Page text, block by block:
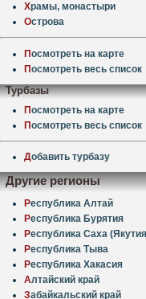
Храмы, монастыри
Острова
Посмотреть на карте
Посмотреть весь список
Турбазы
Посмотреть на карте
Посмотреть весь список
Добавить турбазу
Другие регионы
Республика Алтай
Республика Бурятия
Республика Саха
Республика Тыва
Республика Хакасия
Алтайский край
Забайкальский край